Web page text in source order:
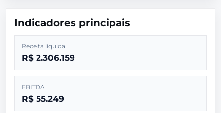
Indicadores principais
Receita líquida
R$ 2.306.159
EBITDA
R$ 55.249